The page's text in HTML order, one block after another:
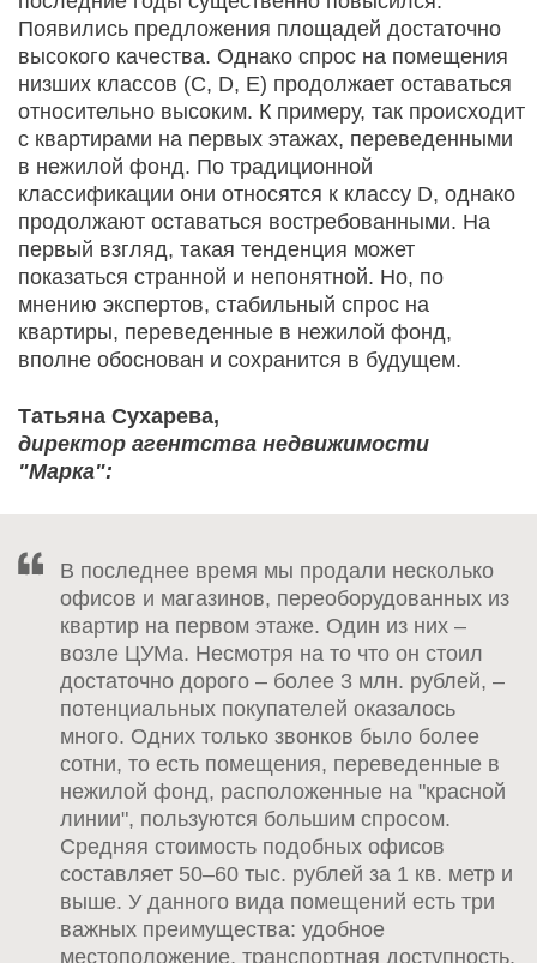
Появились предложения площадей достаточно
высокого качества. Однако спрос на помещения
низших классов (C, D, E) продолжает оставаться
относительно высоким. К примеру, так происходит
с квартирами на первых этажах, переведенными
в нежилой фонд. По традиционной
классификации они относятся к классу D, однако
продолжают оставаться востребованными. На
первый взгляд, такая тенденция может
показаться странной и непонятной. Но, по
мнению экспертов, стабильный спрос на
квартиры, переведенные в нежилой фонд,
вполне обоснован и сохранится в будущем.
Татьяна Сухарева,
директор агентства недвижимости
"Марка":
В последнее время мы продали несколько
офисов и магазинов, переоборудованных из
квартир на первом этаже. Один из них –
возле ЦУМа. Несмотря на то что он стоил
достаточно дорого – более 3 млн. рублей, –
потенциальных покупателей оказалось
много. Одних только звонков было более
сотни, то есть помещения, переведенные в
нежилой фонд, расположенные на "красной
линии", пользуются большим спросом.
Средняя стоимость подобных офисов
составляет 50–60 тыс. рублей за 1 кв. метр и
выше. У данного вида помещений есть три
важных преимущества: удобное
местоположение, транспортная доступность,